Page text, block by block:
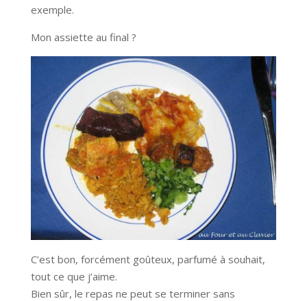
exemple.
Mon assiette au final ?
C’est bon, forcément goûteux, parfumé à souhait,
tout ce que j’aime.
Bien sûr, le repas ne peut se terminer sans